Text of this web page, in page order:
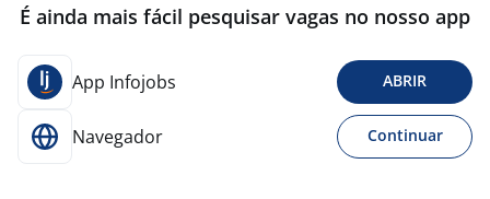
É ainda mais fácil pesquisar vagas no nosso app
App Infojobs ABRIR
Navegador Continuar